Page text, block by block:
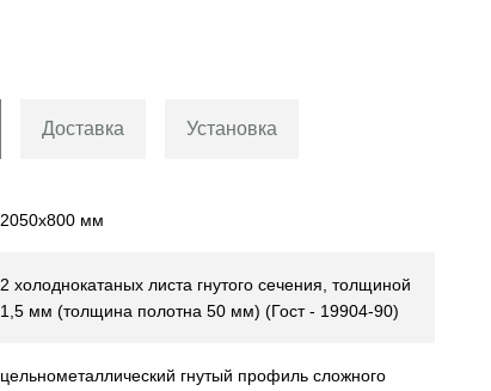
Доставка Установка
2050х800 мм
2 холоднокатаных листа гнутого сечения, толщиной
1,5 мм (толщина полотна 50 мм) (Гост - 19904-90)
цельнометаллический гнутый профиль сложного